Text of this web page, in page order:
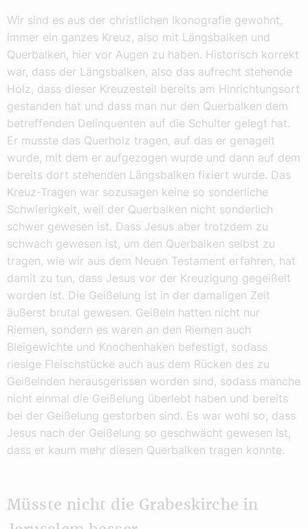
Wir sind es aus der christlichen Ikonografie gewohnt,
immer ein ganzes Kreuz, also mit Längsbalken und
Querbalken, hier vor Augen zu haben. Historisch korrekt
war, dass der Längsbalken, also das aufrecht stehende
Holz, dass dieser Kreuzesteil bereits am Hinrichtungsort
gestanden hat und dass man nur den Querbalken dem
betreffenden Delinquenten auf die Schulter gelegt hat.
Er musste das Querholz tragen, auf das er genagelt
wurde, mit dem er aufgezogen wurde und dann auf dem
bereits dort stehenden Längsbalken fixiert wurde. Das
Kreuz-Tragen war sozusagen keine so sonderliche
Schwierigkeit, weil der Querbalken nicht sonderlich
schwer gewesen ist. Dass Jesus aber trotzdem zu
schwach gewesen ist, um den Querbalken selbst zu
tragen, wie wir aus dem Neuen Testament erfahren, hat
damit zu tun, dass Jesus vor der Kreuzigung gegeißelt
worden ist. Die Geißelung ist in der damaligen Zeit
äußerst brutal gewesen. Geißeln hatten nicht nur
Riemen, sondern es waren an den Riemen auch
Bleigewichte und Knochenhaken befestigt, sodass
riesige Fleischstücke auch aus dem Rücken des zu
Geißelnden herausgerissen worden sind, sodass manche
nicht einmal die Geißelung überlebt haben und bereits
bei der Geißelung gestorben sind. Es war wohl so, dass
Jesus nach der Geißelung so geschwächt gewesen ist,
dass er kaum mehr diesen Querbalken tragen konnte.
Müsste nicht die Grabeskirche in